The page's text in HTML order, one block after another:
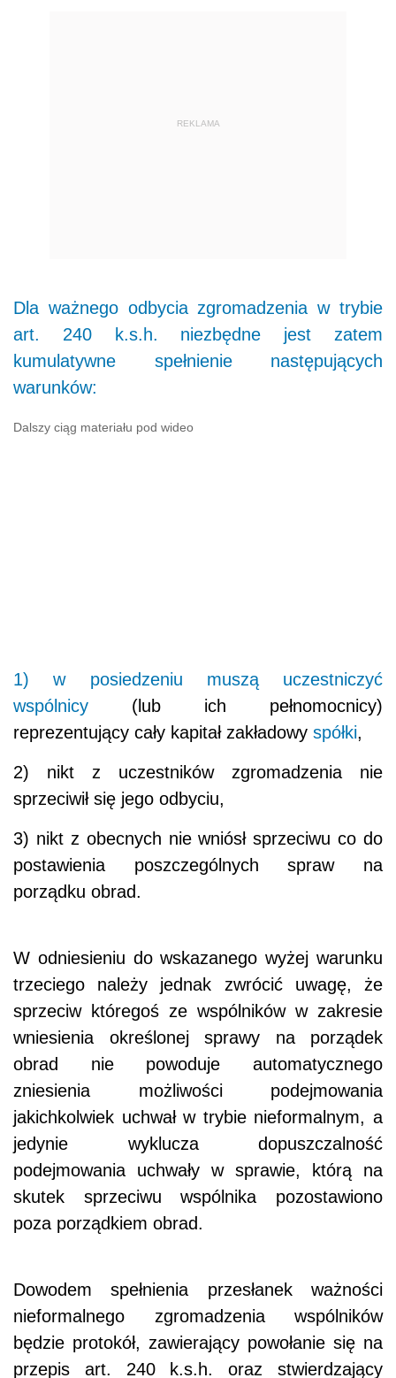
REKLAMA
Dla ważnego odbycia zgromadzenia w trybie
art. 240 k.s.h. niezbędne jest zatem
kumulatywne spełnienie następujących
warunków:
Dalszy ciąg materiału pod wideo
1) w posiedzeniu muszą uczestniczyć
wspólnicy (lub ich pełnomocnicy)
reprezentujący cały kapitał zakładowy spółki,
2) nikt z uczestników zgromadzenia nie
sprzeciwił się jego odbyciu,
3) nikt z obecnych nie wniósł sprzeciwu co do
postawienia poszczególnych spraw na
porządku obrad.
W odniesieniu do wskazanego wyżej warunku
trzeciego należy jednak zwrócić uwagę, że
sprzeciw któregoś ze wspólników w zakresie
wniesienia określonej sprawy na porządek
obrad nie powoduje automatycznego
zniesienia możliwości podejmowania
jakichkolwiek uchwał w trybie nieformalnym, a
jedynie wyklucza dopuszczalność
podejmowania uchwały w sprawie, którą na
skutek sprzeciwu wspólnika pozostawiono
poza porządkiem obrad.
Dowodem spełnienia przesłanek ważności
nieformalnego zgromadzenia wspólników
będzie protokół, zawierający powołanie się na
przepis art. 240 k.s.h. oraz stwierdzający